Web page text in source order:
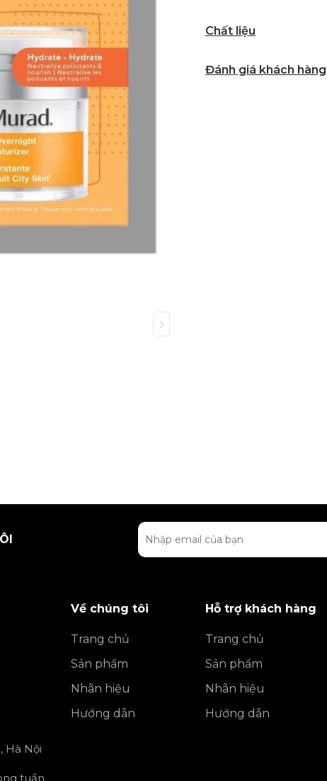
Chất liệu
Đánh giá khách hàng
Hà Nội
tuần
Về chúng tôi
Trang chủ
Sản phẩm
Nhãn hiệu
Hướng dẫn
Hỗ trợ khách hàng
Trang chủ
Sản phẩm
Nhãn hiệu
Hướng dẫn